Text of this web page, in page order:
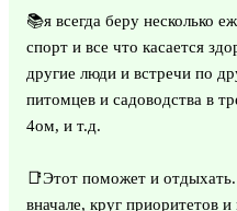
📚я всегда беру несколько
спорт и все что касается
другие люди и встречи по
питомцев и садоводства в
4ом, и т.д.
📑Этот поможет и
вначале, круг приоритетов